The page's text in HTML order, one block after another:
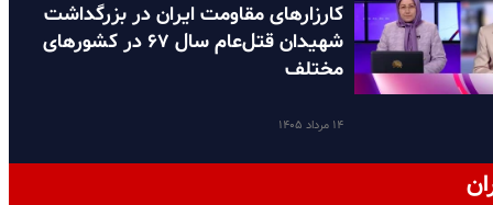
کارزارهای مقاومت ایران در بزرگداشت
شهیدان قتل‌عام سال ۶۷ در کشورهای
مختلف
۱۴ مرداد ۱۴۰۵